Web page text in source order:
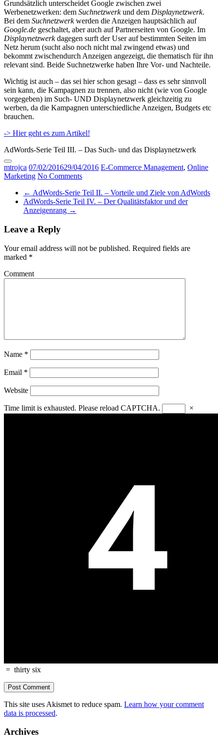
Grundsätzlich unterscheidet Google zwischen zwei
Werbenetzwerken: dem Suchnetzwerkund dem Displaynetzwerk.
Bei dem Suchnetzwerkwerden die Anzeigen hauptsächlich auf
Google.de geschaltet, aber auch auf Partnerseiten von Google. Im
Displaynetzwerkdagegen surft der User auf bestimmten Seiten im
Netz herum (sucht also noch nicht mal zwingend etwas) und
bekommt zwischendurch Anzeigen angezeigt, die thematisch für ihn
relevant sind. Beide Suchnetzwerke haben Ihre Vor- und Nachteile.
Wichtig ist auch – das sei hier schon gesagt – dass es sehr sinnvoll
sein kann, die Kampagnen zu trennen, also nicht (wie von Google
vorgegeben) im Such- UND Displaynetzwerk gleichzeitig zu
werben, da die Kampagnen unterschiedliche Anzeigen, Budgets etc
brauchen.
-> Hier geht es zum Artikel!
AdWords-Serie Teil III. – Das Such- und das Displaynetzwerk
mtrojca 07/02/201629/04/2016 E-Commerce Management, Online
Marketing No Comments
← AdWords-Serie Teil II. – Vorteile und Ziele von AdWords
AdWords-Serie Teil IV. – Der Qualitätsfaktor und der
Anzeigenrang →
Leave a Reply
Your email address will not be published. Required fields are
marked *
Comment
Name *
Email *
Website
Time limit is exhausted. Please reload CAPTCHA. ×
= thirty six
This site uses Akismet to reduce spam. Learn how your comment
data is processed.
Archives